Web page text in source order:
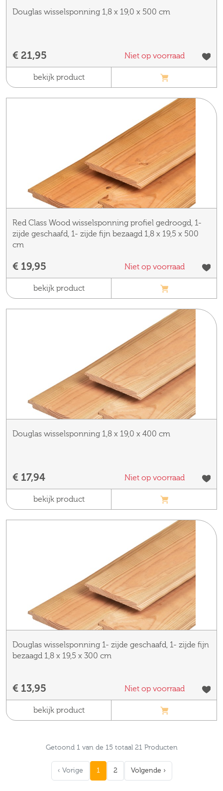
Douglas wisselsponning 1,8 x 19,0 x 500 cm
€ 21,95 Niet op voorraad
bekijk product
Red Class Wood wisselsponning profiel gedroogd, 1-
zijde geschaafd, 1- zijde fijn bezaagd 1,8 x 19,5 x 500
cm
€ 19,95 Niet op voorraad
bekijk product
Douglas wisselsponning 1,8 x 19,0 x 400 cm
€ 17,94 Niet op voorraad
bekijk product
Douglas wisselsponning 1- zijde geschaafd, 1- zijde fijn
bezaagd 1,8 x 19,5 x 300 cm
€ 13,95 Niet op voorraad
bekijk product
Getoond 1 van de 15 totaal 21 Producten
‹ Vorige 1 2 Volgende ›